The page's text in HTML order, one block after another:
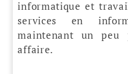
informatique et
services en
maintenant un
affaire.